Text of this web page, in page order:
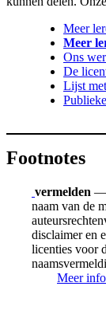
Meer
Meer
Ons
De
Lijst
Footnotes
vermelden —
naam van de
disclaimer en
licenties voor
Meer